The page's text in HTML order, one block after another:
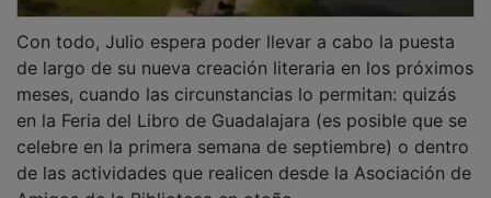
de largo de su nueva creación literaria en los próximos
meses, cuando las circunstancias lo permitan: quizás
en la Feria del Libro de Guadalajara (es posible que se
celebre en la primera semana de septiembre) o dentro
de las actividades que realicen desde la Asociación de
Amigos de la Biblioteca en otoño.